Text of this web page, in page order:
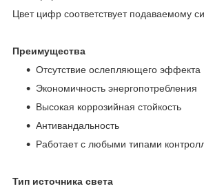
Цвет цифр соответствует подаваемому
Преимущества
Отсутствие ослепляющего эффекта
Экономичность энергопотребления
Высокая коррозийная стойкость
Антивандальность
Работает с любыми типами
Тип источника света